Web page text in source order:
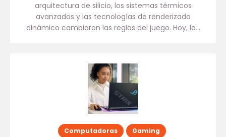
arquitectura de silicio, los sistemas térmicos
avanzados y las tecnologías de renderizado
dinámico cambiaron las reglas del juego. Hoy, la…
Computadoras Gaming